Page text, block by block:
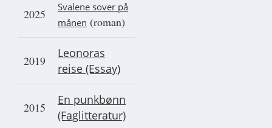
2025
Svalene sover på
månen (roman)
2019
Leonoras
reise (Essay)
2015
En punkbønn
(Faglitteratur)